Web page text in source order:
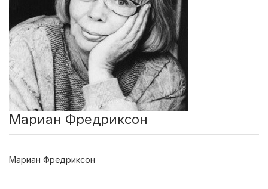
Мариан Фредриксон
Мариан Фредриксон